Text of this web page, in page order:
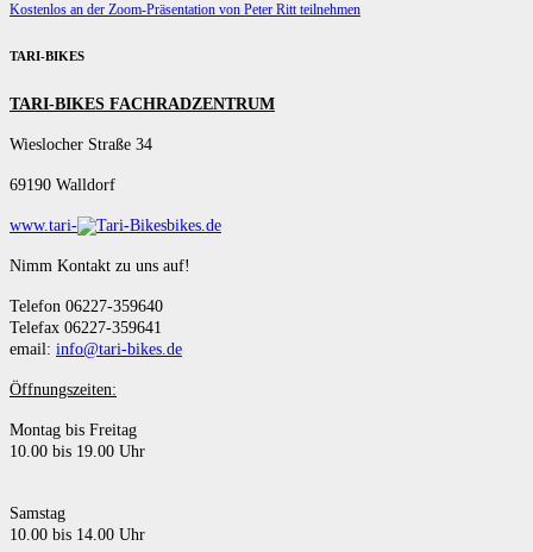
Kostenlos an der Zoom-Präsentation von Peter Ritt teilnehmen
TARI-BIKES
TARI-BIKES FACHRADZENTRUM
Wieslocher Straße 34
69190 Walldorf
www.tari- bikes.de
Nimm Kontakt zu uns auf!
Telefon 06227-359640
Telefax 06227-359641
email: info@tari-bikes.de
Öffnungszeiten:
Montag bis Freitag
10.00 bis 19.00 Uhr
Samstag
10.00 bis 14.00 Uhr